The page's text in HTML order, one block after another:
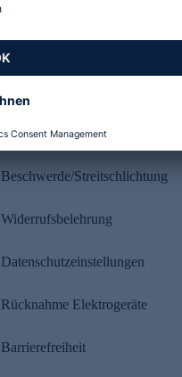
Rechtliches
Beschwerde/Streitschlichtung
Widerrufsbelehrung
Datenschutzeinstellungen
Rücknahme Elektrogeräte
Barrierefreiheit